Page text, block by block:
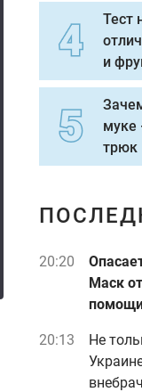
Тест
и
муке
трюк
20:20
Маск
20:13
Не